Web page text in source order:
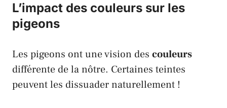
L’impact des couleurs sur les
pigeons
Les pigeons ont une vision des couleurs
différente de la nôtre. Certaines teintes
peuvent les dissuader naturellement !